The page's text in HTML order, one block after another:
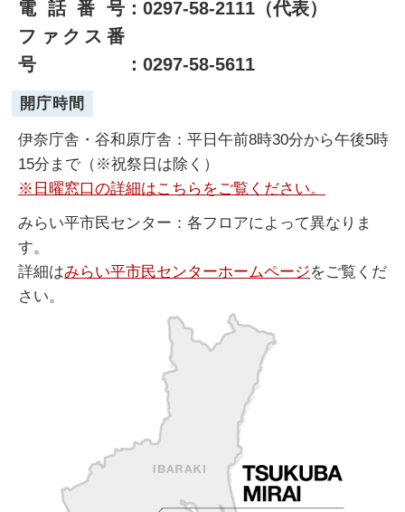
電話番号：0297-58-2111（代表）
ファクス番
号
：0297-58-5611
開庁時間
伊奈庁舎・谷和原庁舎：平日午前8時30分から午後5時
15分まで（※祝祭日は除く）
※日曜窓口の詳細はこちらをご覧ください。
みらい平市民センター：各フロアによって異なりま
す。
詳細はみらい平市民センターホームページをご覧くだ
さい。